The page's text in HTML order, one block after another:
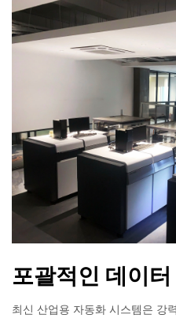
포괄적인 데이
최신 산업용 자동화 시스템은 강